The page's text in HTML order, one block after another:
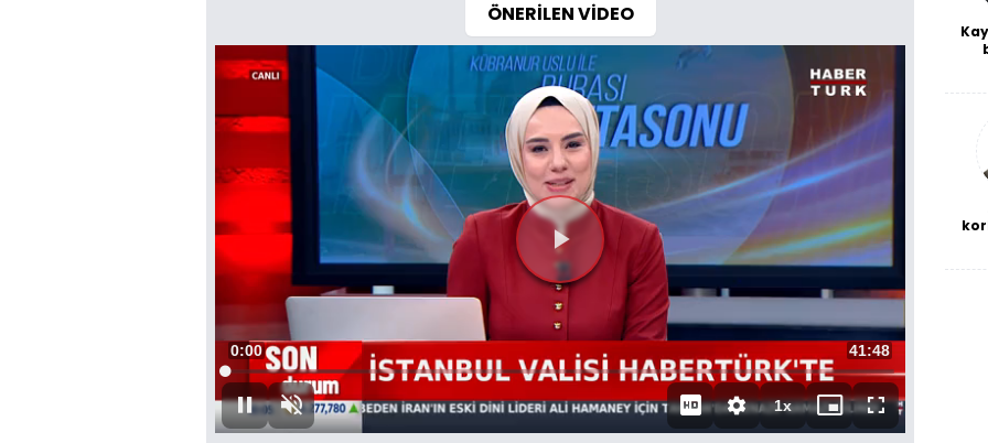
ÖNERİLEN VİDEO
Videoyu
Oynat
Oynat Sesi
Aç
Süre
0:00 Toplam
Süre
41:48
Yüklendi:
0.24%
1xOynatma
Hızı
Mini
oynatıcı
Tam
Ekran